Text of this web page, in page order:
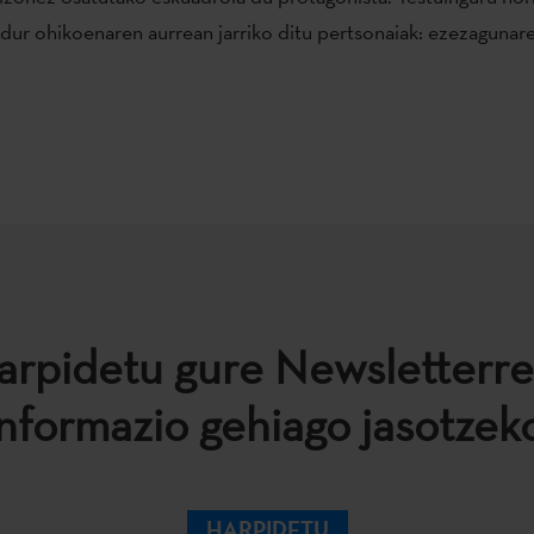
ohikoenaren aurrean jarriko ditu pertsonaiak:
gure
gehiago
HARPIDETU